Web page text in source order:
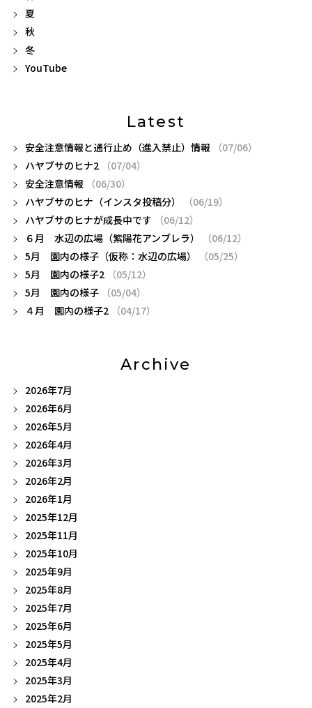
夏
秋
冬
YouTube
Latest
安全注意情報と通行止め（進入禁止）情報
（07/06）
ハヤブサのヒナ2
（07/04）
安全注意情報
（06/30）
ハヤブサのヒナ（インスタ投稿分）
（06/19）
ハヤブサのヒナが成長中です
（06/12）
６月 水辺の広場（紫陽花アンブレラ）
（06/12）
5月 園内の様子（仮称：水辺の広場）
（05/25）
5月 園内の様子2
（05/12）
5月 園内の様子
（05/04）
４月 園内の様子2
（04/17）
Archive
2026年7月
2026年6月
2026年5月
2026年4月
2026年3月
2026年2月
2026年1月
2025年12月
2025年11月
2025年10月
2025年9月
2025年8月
2025年7月
2025年6月
2025年5月
2025年4月
2025年3月
2025年2月